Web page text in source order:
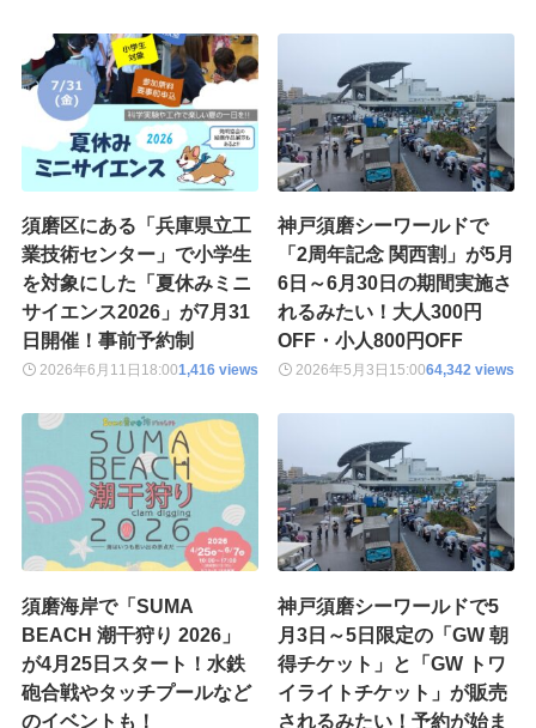
須磨区にある「兵庫県立工
業技術センター」で小学生
を対象にした「夏休みミニ
サイエンス2026」が7月31
日開催！事前予約制
2026年6月11日 18:001,416 views
神戸須磨シーワールドで
「2周年記念 関西割」が5月
6日～6月30日の期間実施さ
れるみたい！大人300円
OFF・小人800円OFF
2026年5月3日 15:0064,342 views
須磨海岸で「SUMA
BEACH 潮干狩り 2026」
が4月25日スタート！水鉄
砲合戦やタッチプールなど
のイベントも！
神戸須磨シーワールドで5
月3日～5日限定の「GW 朝
得チケット」と「GW トワ
イライトチケット」が販売
されるみたい！予約が始ま